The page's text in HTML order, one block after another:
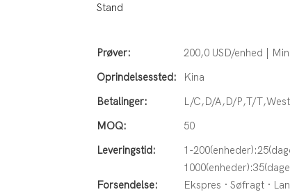
Stand
Prøver:
200,0 USD/enhed |
Oprindelsessted:
Kina
Betalinger:
L/C,D/A,D/P,T/
MOQ:
50
Leveringstid:
1-
Forsendelse:
Ekspres · Søfragt ·